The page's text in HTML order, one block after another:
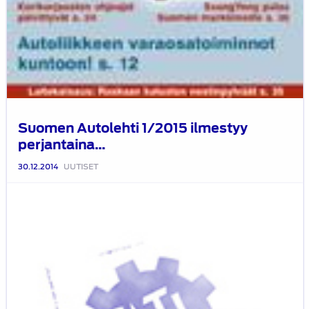
Suomen Autolehti 1/2015 ilmestyy
perjantaina...
30.12.2014 UUTISET